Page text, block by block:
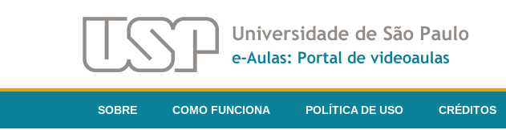
SOBRE COMO FUNCIONA POLÍTICA DE USO CRÉDITOS